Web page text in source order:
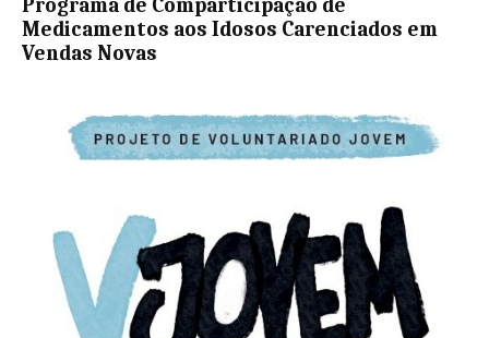
Programa de Comparticipação de
Medicamentos aos Idosos Carenciados em
Vendas Novas